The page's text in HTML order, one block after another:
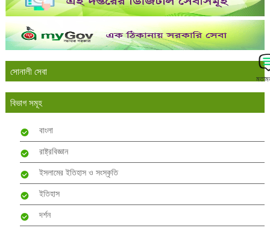
সোনালী সেবা
বিভাগ সমূহ
বাংলা
রাষ্ট্রবিজ্ঞান
ইসলামের ইতিহাস ও সংস্কৃতি
ইতিহাস
দর্শন